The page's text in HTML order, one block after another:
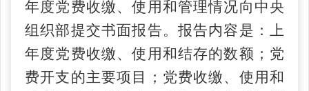
年度党费收缴、使用和管理情况向中央
组织部提交书面报告。报告内容是：上
年度党费收缴、使用和结存的数额；党
费开支的主要项目；党费收缴、使用和